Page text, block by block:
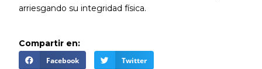
arriesgando su integridad física.
Compartir en:
Facebook Twitter